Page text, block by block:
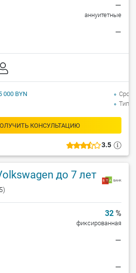
3.5
—
аннуитетные
—
КОНСУЛЬТАЦИЮ
000 BYN
Срок
Тип
до 7 лет
32 %
фиксированная
—
—